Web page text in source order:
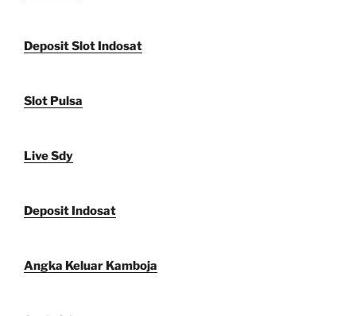
Deposit Slot Indosat
Slot Pulsa
Live Sdy
Deposit Indosat
Angka Keluar Kamboja